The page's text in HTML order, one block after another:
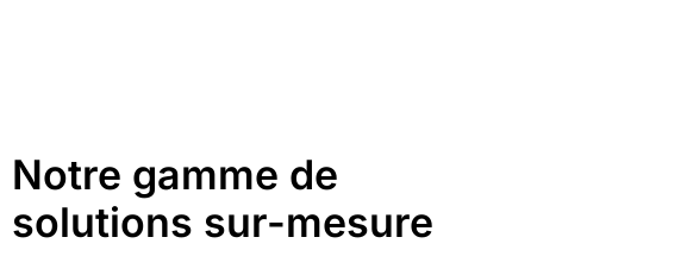
Notre gamme de
solutions sur-mesure